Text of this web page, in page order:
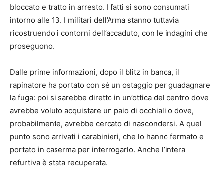
bloccato e tratto in arresto. I fatti si sono consumati
intorno alle 13. I militari dell’Arma stanno tuttavia
ricostruendo i contorni dell’accaduto, con le indagini che
proseguono.
Dalle prime informazioni, dopo il blitz in banca, il
rapinatore ha portato con sé un ostaggio per guadagnare
la fuga: poi si sarebbe diretto in un’ottica del centro dove
avrebbe voluto acquistare un paio di occhiali o dove,
probabilmente, avrebbe cercato di nascondersi. A quel
punto sono arrivati i carabinieri, che lo hanno fermato e
portato in caserma per interrogarlo. Anche l’intera
refurtiva è stata recuperata.